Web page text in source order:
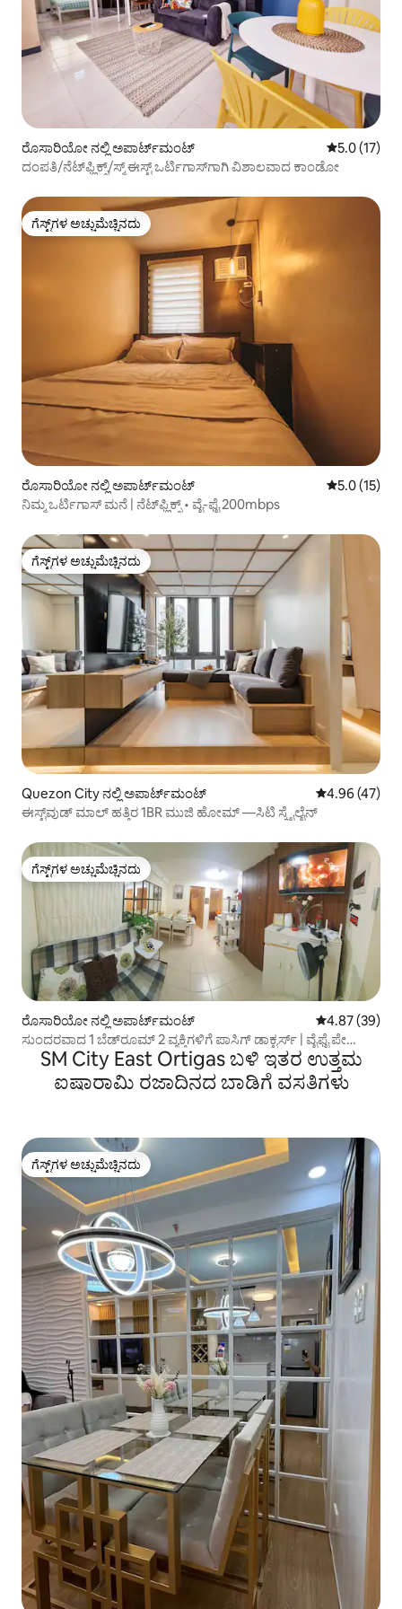
ರೊಸಾರಿಯೋ ನಲ್ಲಿ ಅಪಾರ್ಟ್‌ಮಂಟ್ 5 ರಲ್ಲಿ 5.0
5.0 (17)
ದಂಪತಿ/ನೆಟ್‌ಫ್ಲಿಕ್ಸ್/ಸ್ಮ್ ಈಸ್ಟ್ ಒರ್ಟಿಗಾಸ್‌ಗಾಗಿ ವಿಶಾಲವಾದ ಕಾಂಡೋ
ಗೆಸ್ಟ್‌ಗಳ ಅಚ್ಚುಮೆಚ್ಚಿನದು
ಗೆಸ್ಟ್‌ಗಳ ಅಚ್ಚುಮೆಚ್ಚಿನದು
ರೊಸಾರಿಯೋ ನಲ್ಲಿ ಅಪಾರ್ಟ್‌ಮಂಟ್ 5 ರಲ್ಲಿ 5.0
5.0 (15)
ನಿಮ್ಮ ಒರ್ಟಿಗಾಸ್ ಮನೆ | ನೆಟ್‌ಫ್ಲಿಕ್ಸ್ • ವೈ-ಫೈ 200mbps
ಗೆಸ್ಟ್‌ಗಳ ಅಚ್ಚುಮೆಚ್ಚಿನದು
ಗೆಸ್ಟ್‌ಗಳ ಅಚ್ಚುಮೆಚ್ಚಿನದು
Quezon City ನಲ್ಲಿ ಅಪಾರ್ಟ್‌ಮಂಟ್ 5 ರಲ್ಲಿ 4.96
4.96 (47)
ಈಸ್ಟ್‌ವುಡ್ ಮಾಲ್ ಹತ್ತಿರ 1BR ಮುಜಿ ಹೋಮ್ —ಸಿಟಿ ಸ್ಕೈಲೈನ್
ಗೆಸ್ಟ್‌ಗಳ ಅಚ್ಚುಮೆಚ್ಚಿನದು
ಗೆಸ್ಟ್‌ಗಳ ಅಚ್ಚುಮೆಚ್ಚಿನದು
ರೊಸಾರಿಯೋ ನಲ್ಲಿ ಅಪಾರ್ಟ್‌ಮಂಟ್ 5 ರಲ್ಲಿ 4.87
4.87 (39)
ಸುಂದರವಾದ 1 ಬೆಡ್‌ರೂಮ್ 2 ವ್ಯಕ್ತಿಗಳಿಗೆ ಪಾಸಿಗ್ ಡಾಕ್ಟರ್ಸ್ | ವೈಫೈ ಪೇ
ಪಾರ್ಕಿಂಗ್
SM City East Ortigas ಬಳಿ ಇತರ ಉತ್ತಮ
ಐಷಾರಾಮಿ ರಜಾದಿನದ ಬಾಡಿಗೆ ವಸತಿಗಳು
ಗೆಸ್ಟ್‌ಗಳ ಅಚ್ಚುಮೆಚ್ಚಿನದು
ಗೆಸ್ಟ್‌ಗಳ ಅಚ್ಚುಮೆಚ್ಚಿನದು